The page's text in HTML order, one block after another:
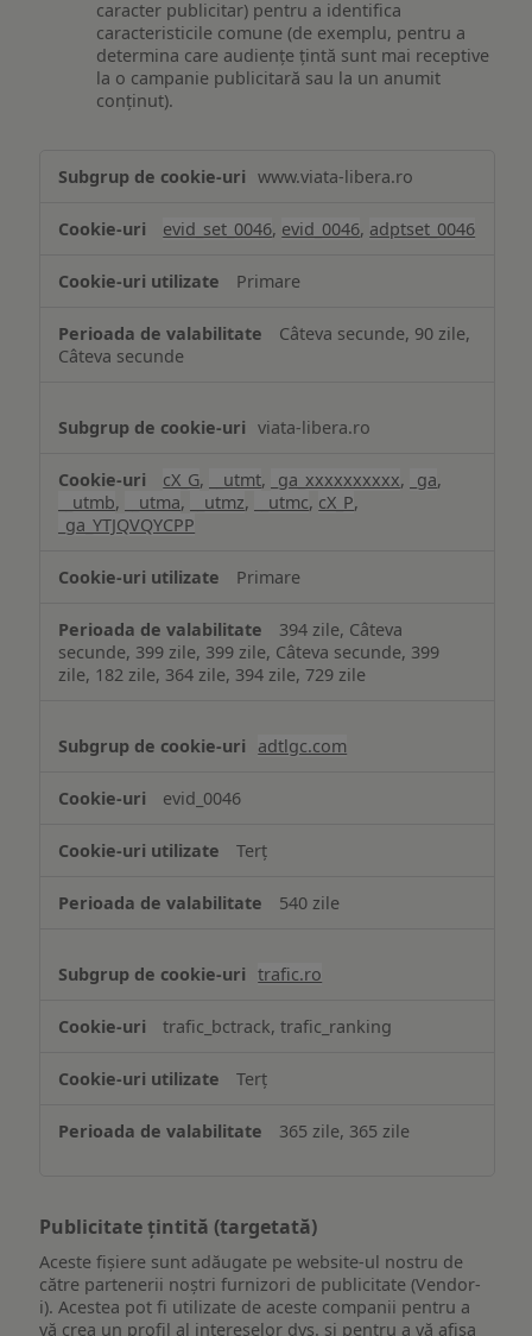
caracter publicitar) pentru a identifica
caracteristicile comune (de exemplu, pentru a
determina care audiențe țintă sunt mai receptive
la o campanie publicitară sau la un anumit
conținut).
www.viata-libera.ro
evid_set_0046, evid_0046, adptset_0046
Primare
Câteva secunde, 90 zile,
Câteva secunde
viata-libera.ro
cX_G, __utmt, _ga_xxxxxxxxxx, _ga,
__utmb, __utma, __utmz, __utmc, cX_P,
_ga_YTJQVQYCPP
Primare
394 zile, Câteva
secunde, 399 zile, 399 zile, Câteva secunde, 399
zile, 182 zile, 364 zile, 394 zile, 729 zile
adtlgc.com
evid_0046
Terț
540 zile
trafic.ro
trafic_bctrack, trafic_ranking
Terț
365 zile, 365 zile
Publicitate țintită (targetată)
Aceste fișiere sunt adăugate pe website-ul nostru de
către partenerii noștri furnizori de publicitate (Vendor-
i). Acestea pot fi utilizate de aceste companii pentru a
vă crea un profil al intereselor dvs. și pentru a vă afișa